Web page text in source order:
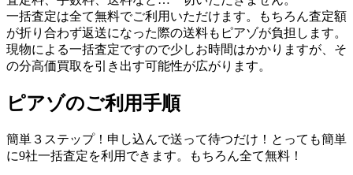
一括査定は全て無料でご利用いただけます。もちろん査定額
が折り合わず返送になった際の送料もピアゾが負担します。
現物による一括査定ですので少しお時間はかかりますが、そ
の分高価買取を引き出す可能性が広がります。
ピアゾのご利用手順
簡単３ステップ！申し込んで送って待つだけ！とっても簡単
に9社一括査定を利用できます。もちろん全て無料！